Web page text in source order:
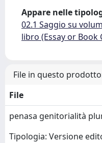
Appare nelle
02.1 Saggio su
libro (Essay or Book
File in questo
File
penasa genitorialità
Tipologia: Versione